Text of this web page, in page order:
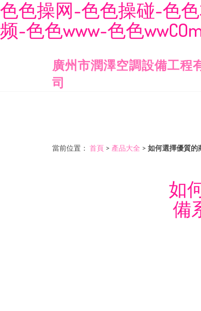
色色操网-色色操碰-色
频-色色www-色色
廣州市潤澤空調設備工程
司
當前位置： 首頁 > 產品大全 > 如何選擇優質
如
備